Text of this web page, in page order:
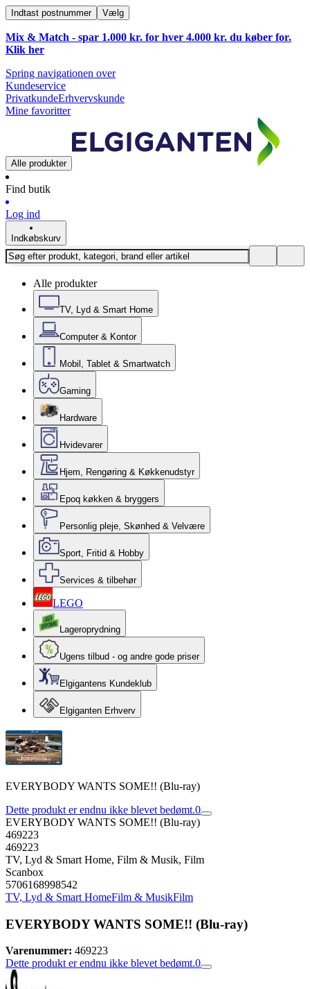
Indtast postnummer Vælg
Mix & Match - spar 1.000 kr. for hver 4.000 kr. du køber for.
Klik her
Spring navigationen over
Kundeservice
PrivatkundeErhvervskunde
Mine favoritter
Alle produkter
Find butik
Log ind
Indkøbskurv
Alle produkter
TV, Lyd & Smart Home
Computer & Kontor
Mobil, Tablet & Smartwatch
Gaming
Hardware
Hvidevarer
Hjem, Rengøring & Køkkenudstyr
Epoq køkken & bryggers
Personlig pleje, Skønhed & Velvære
Sport, Fritid & Hobby
Services & tilbehør
LEGO
Lageroprydning
Ugens tilbud - og andre gode priser
Elgigantens Kundeklub
Elgiganten Erhverv
EVERYBODY WANTS SOME!! (Blu-ray)
Dette produkt er endnu ikke blevet bedømt.0
EVERYBODY WANTS SOME!! (Blu-ray)
469223
469223
TV, Lyd & Smart Home, Film & Musik, Film
Scanbox
5706168998542
TV, Lyd & Smart HomeFilm & MusikFilm
EVERYBODY WANTS SOME!! (Blu-ray)
Varenummer: 469223
Dette produkt er endnu ikke blevet bedømt.0